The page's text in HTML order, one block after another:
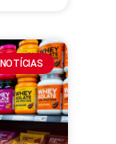
NOTÍCIAS